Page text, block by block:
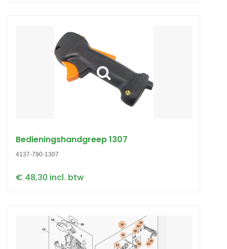
Bedieningshandgreep 1307
4137-790-1307
€ 48,30 incl. btw